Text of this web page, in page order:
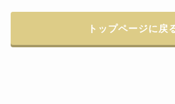
トップページに戻